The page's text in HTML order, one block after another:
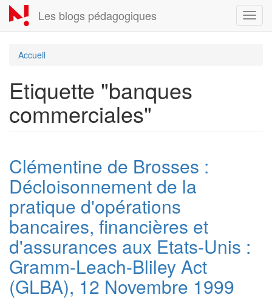
Aller
au
contenu
Les blogs pédagogiques
Accueil
Etiquette "banques
commerciales"
Clémentine de Brosses :
Décloisonnement de la
pratique d'opérations
bancaires, financières et
d'assurances aux Etats-Unis :
Gramm-Leach-Bliley Act
(GLBA), 12 Novembre 1999